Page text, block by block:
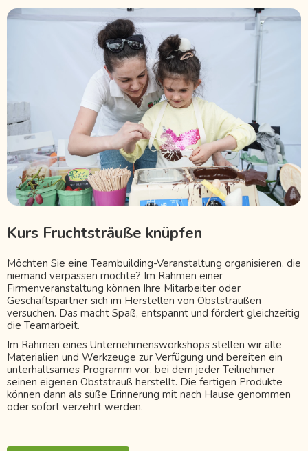
Kurs Fruchtsträuße knüpfen
Möchten Sie eine Teambuilding-Veranstaltung organisieren, die
niemand verpassen möchte? Im Rahmen einer
Firmenveranstaltung können Ihre Mitarbeiter oder
Geschäftspartner sich im Herstellen von Obststräußen
versuchen. Das macht Spaß, entspannt und fördert gleichzeitig
die Teamarbeit.
Im Rahmen eines Unternehmensworkshops stellen wir alle
Materialien und Werkzeuge zur Verfügung und bereiten ein
unterhaltsames Programm vor, bei dem jeder Teilnehmer
seinen eigenen Obststrauß herstellt. Die fertigen Produkte
können dann als süße Erinnerung mit nach Hause genommen
oder sofort verzehrt werden.